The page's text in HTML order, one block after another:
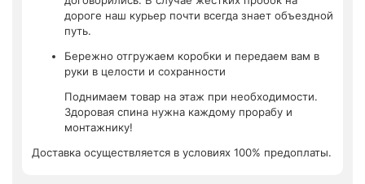
дороге наш курьер почти всегда знает объездной
путь.
Бережно отгружаем коробки и передаем вам в
руки в целости и сохранности
Поднимаем товар на этаж при необходимости.
Здоровая спина нужна каждому прорабу и
монтажнику!
Доставка осуществляется в условиях 100% предоплаты.